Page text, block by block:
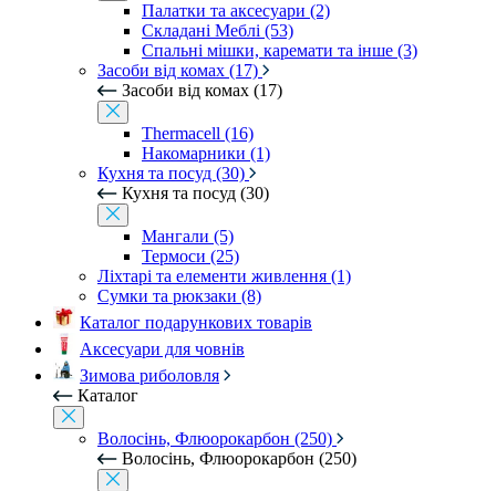
Палатки та аксесуари (2)
Складані Меблі (53)
Спальні мішки, каремати та інше (3)
Засоби від комах (17)
Засоби від комах (17)
Thermacell (16)
Накомарники (1)
Кухня та посуд (30)
Кухня та посуд (30)
Мангали (5)
Термоси (25)
Ліхтарі та елементи живлення (1)
Сумки та рюкзаки (8)
Каталог подарункових товарів
Аксесуари для човнів
Зимова риболовля
Каталог
Волосінь, Флюорокарбон (250)
Волосінь, Флюорокарбон (250)